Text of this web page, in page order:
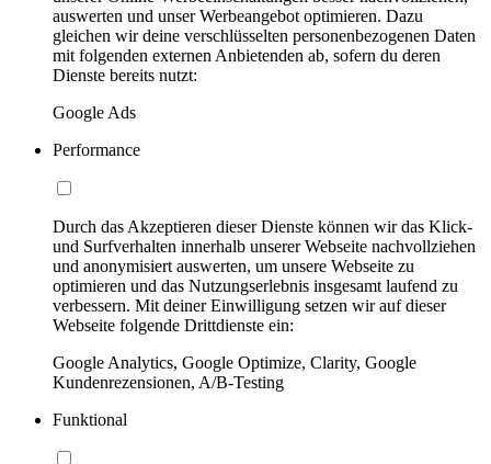
auswerten und unser Werbeangebot optimieren. Dazu
gleichen wir deine verschlüsselten personenbezogenen Daten
mit folgenden externen Anbietenden ab, sofern du deren
Dienste bereits nutzt:
Google Ads
Performance
Durch das Akzeptieren dieser Dienste können wir das Klick-
und Surfverhalten innerhalb unserer Webseite nachvollziehen
und anonymisiert auswerten, um unsere Webseite zu
optimieren und das Nutzungserlebnis insgesamt laufend zu
verbessern. Mit deiner Einwilligung setzen wir auf dieser
Webseite folgende Drittdienste ein:
Google Analytics, Google Optimize, Clarity, Google
Kundenrezensionen, A/B-Testing
Funktional